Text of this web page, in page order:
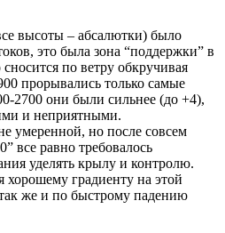
высоты – абсалютки) было
это была зона “поддержки” в
по ветру обкручивая
прорывались только самые
2700 они были сильнее (до +4),
и неприятными.
умеренной, но после совсем
все равно требовалось
уделять крылу и контролю.
хорошему градиенту на этой
же и по быстрому падению